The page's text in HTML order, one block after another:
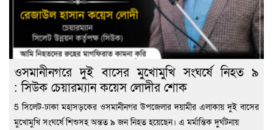
ওসমানীনগরে দুই বাসের মুখোমুখি সংঘর্ষে নিহত ৯
: সিউক চেয়ারম্যান কয়েস লোদীর শোক
5 সিলেট-ঢাকা মহাসড়কের ওসমানীনগর উপজেলার দয়ামীর এলাকায় দুই বাসের
মুখোমুখি সংঘর্ষে শিশুসহ অন্তত ৯ জন নিহত হয়েছেন। এ মর্মান্তিক দুর্ঘটনায়